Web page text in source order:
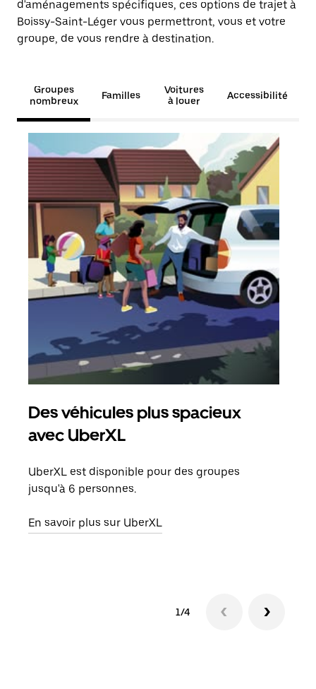
d'aménagements spécifiques, ces options de trajet à
Boissy-Saint-Léger vous permettront, vous et votre
groupe, de vous rendre à destination.
Groupes
nombreux
Familles
Voitures
à louer
Accessibilité
Des véhicules plus spacieux
avec UberXL
UberXL est disponible pour des groupes
jusqu'à 6 personnes.
En savoir plus sur UberXL
1/4